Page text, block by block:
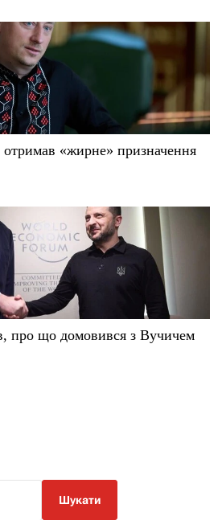
«жирне» призначення
про що домовився з Вучичем